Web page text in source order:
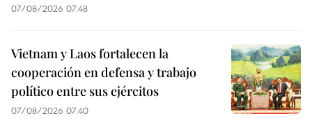
07/08/2026 07:48
Vietnam y Laos fortalecen la
cooperación en defensa y trabajo
político entre sus ejércitos
07/08/2026 07:40